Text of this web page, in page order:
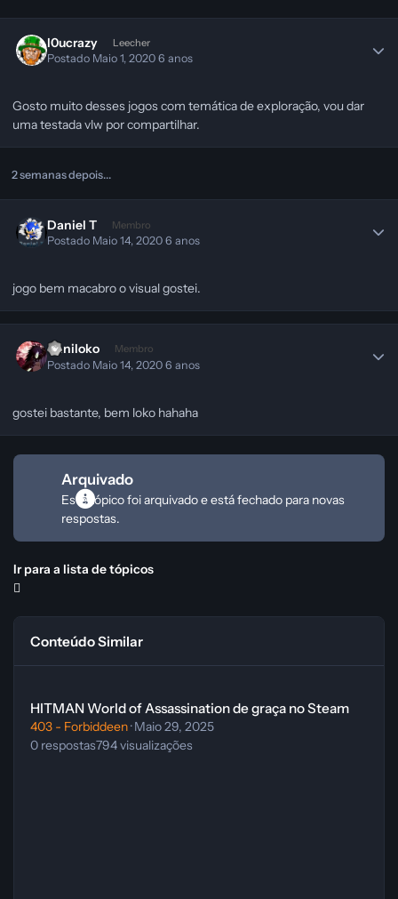
l0ucrazy Leecher
Postado Maio 1, 20206 anos
Gosto muito desses jogos com temática de exploração, vou dar
uma testada vlw por compartilhar.
2 semanas depois...
Daniel T Membro
Postado Maio 14, 20206 anos
jogo bem macabro o visual gostei.
Viiniloko Membro
Postado Maio 14, 20206 anos
gostei bastante, bem loko hahaha
Arquivado
Este tópico foi arquivado e está fechado para novas
respostas.
Ir para a lista de tópicos
Conteúdo Similar
HITMAN World of Assassination de graça no Steam
403 - Forbiddeen·Maio 29, 2025
0 respostas794visualizações